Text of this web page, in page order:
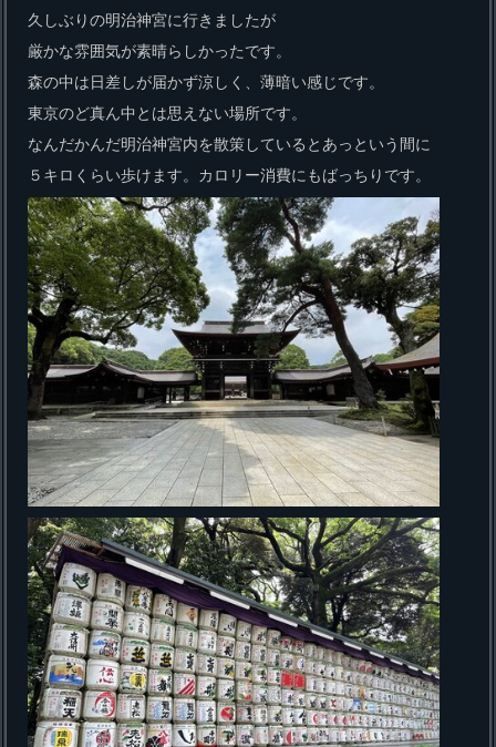
久しぶりの明治神宮に行きましたが
厳かな雰囲気が素晴らしかったです。
森の中は日差しが届かず涼しく、薄暗い感じです。
東京のど真ん中とは思えない場所です。
なんだかんだ明治神宮内を散策しているとあっという間に
５キロくらい歩けます。カロリー消費にもばっちりです。